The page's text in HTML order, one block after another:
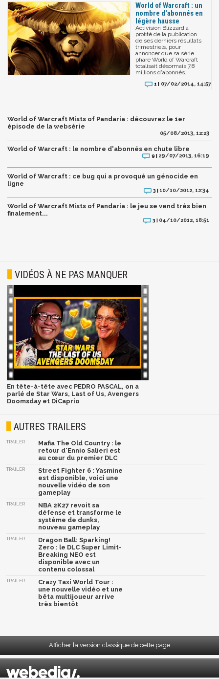
World of Warcraft : un
nombre d'abonnés en
légère hausse
Activision Blizzard a
profité de la publication
de ses derniers résultats
trimestriels, pour
annoncer que sa série
phare World of Warcraft
totalisait désormais 7,8
millions d'abonnés.
1 | 07/02/2014, 14:57
World of Warcraft Mists of Pandaria : découvrez le 1er
épisode de la websérie
05/08/2013, 12:23
World of Warcraft : le nombre d'abonnés en chute libre
9 | 29/07/2013, 16:19
World of Warcraft : ce bug qui a provoqué un génocide en
ligne
3 |10/10/2012, 12:34
World of Warcraft Mists of Pandaria : le jeu se vend très bien
finalement...
3 | 04/10/2012, 18:51
VIDÉOS À NE PAS MANQUER
En tête-à-tête avec PEDRO PASCAL, on a
parlé de Star Wars, Last of Us, Avengers
Doomsday et DiCaprio
AUTRES TRAILERS
TRAILER
Mafia The Old Country : le
retour d'Ennio Salieri est
au cœur du premier DLC
TRAILER
Street Fighter 6 : Yasmine
est disponible, voici une
nouvelle vidéo de son
gameplay
TRAILER
NBA 2K27 revoit sa
défense et transforme le
système de dunks,
nouveau gameplay
TRAILER
Dragon Ball: Sparking!
Zero : le DLC Super Limit-
Breaking NEO est
disponible avec un
contenu colossal
TRAILER
Crazy Taxi World Tour :
une nouvelle vidéo et une
bêta multijoueur arrive
très bientôt
Afficher la version classique de cette page